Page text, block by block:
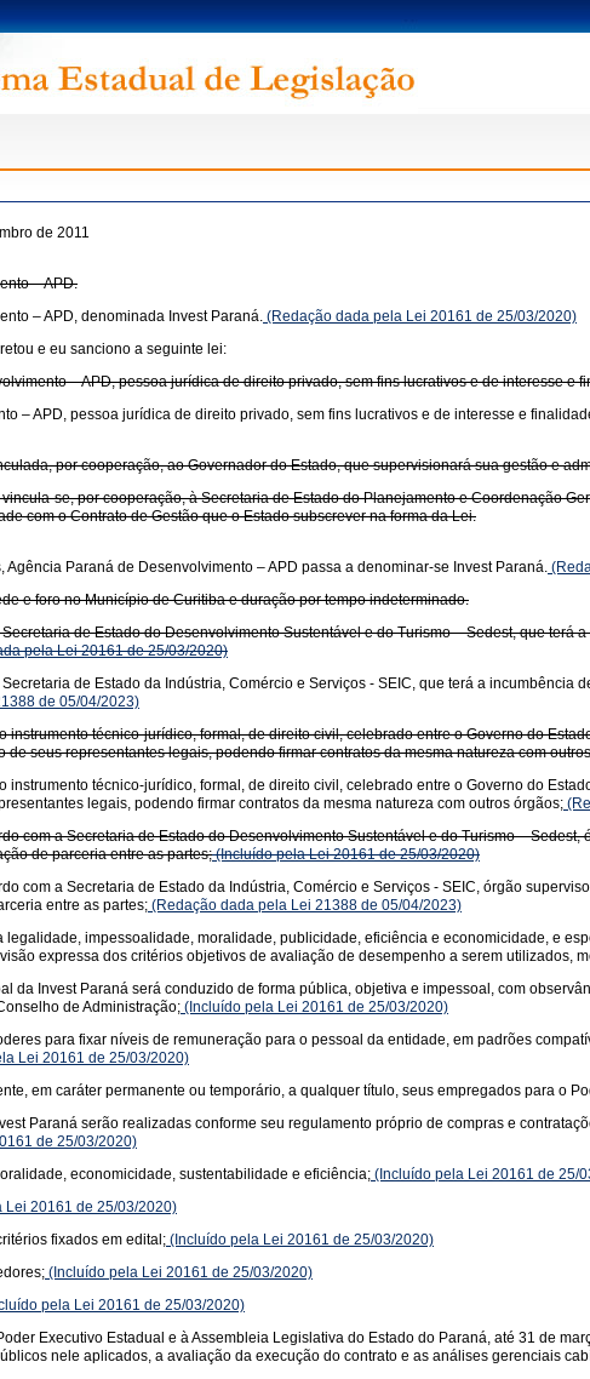
de 2011
– APD.
– APD, denominada Invest Paraná. (Redação dada pela Lei 20161 de 25/03/2020)
e eu sanciono a seguinte lei:
– APD, pessoa jurídica de direito privado, sem fins lucrativos e de interesse
– APD, pessoa jurídica de direito privado, sem fins lucrativos e de interesse e
por cooperação, ao Governador do Estado, que supervisionará sua gestão e
se, por cooperação, à Secretaria de Estado do Planejamento e Coordenação
com o Contrato de Gestão que o Estado subscrever na forma da Lei.
Paraná de Desenvolvimento – APD passa a denominar-se Invest Paraná.
e foro no Município de Curitiba e duração por tempo indeterminado.
de Estado do Desenvolvimento Sustentável e do Turismo – Sedest, que
pela Lei 20161 de 25/03/2020)
de Estado da Indústria, Comércio e Serviços - SEIC, que terá a
de 05/04/2023)
instrumento técnico-jurídico, formal, de direito civil, celebrado entre o Governo do
de seus representantes legais, podendo firmar contratos da mesma natureza com
instrumento técnico-jurídico, formal, de direito civil, celebrado entre o Governo do
legais, podendo firmar contratos da mesma natureza com outros órgãos;
com a Secretaria de Estado do Desenvolvimento Sustentável e do Turismo –
de parceria entre as partes;(Incluído pela Lei 20161 de 25/03/2020)
com a Secretaria de Estado da Indústria, Comércio e Serviços - SEIC, órgão
entre as partes; (Redação dada pela Lei 21388 de 05/04/2023)
impessoalidade, moralidade, publicidade, eficiência e economicidade, e
expressa dos critérios objetivos de avaliação de desempenho a serem utilizados,
da Invest Paraná será conduzido de forma pública, objetiva e impessoal, com
de Administração; (Incluído pela Lei 20161 de 25/03/2020)
para fixar níveis de remuneração para o pessoal da entidade, em padrões
Lei 20161 de 25/03/2020)
em caráter permanente ou temporário, a qualquer título, seus empregados para o
Paraná serão realizadas conforme seu regulamento próprio de compras e
de 25/03/2020)
economicidade, sustentabilidade e eficiência; (Incluído pela Lei 20161 de 25/
Lei 20161 de 25/03/2020)
fixados em edital; (Incluído pela Lei 20161 de 25/03/2020)
(Incluído pela Lei 20161 de 25/03/2020)
pela Lei 20161 de 25/03/2020)
Executivo Estadual e à Assembleia Legislativa do Estado do Paraná, até 31 de
nele aplicados, a avaliação da execução do contrato e as análises gerenciais